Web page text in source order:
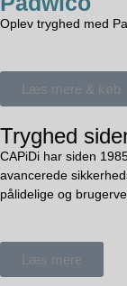
Oplev tryghed med
Læs mere & køb
Tryghed
CAPiDi har siden
avancerede
pålidelige og
Læs mere